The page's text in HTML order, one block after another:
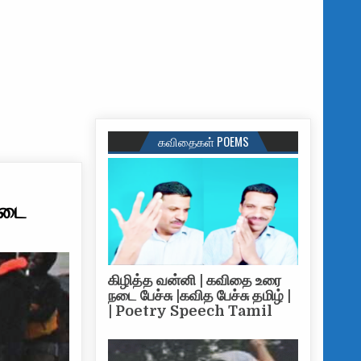
கவிதைகள் POEMS
கிழித்த வன்னி | கவிதை உரை
நடை பேச்சு |கவித பேச்சு தமிழ் |
| Poetry Speech Tamil